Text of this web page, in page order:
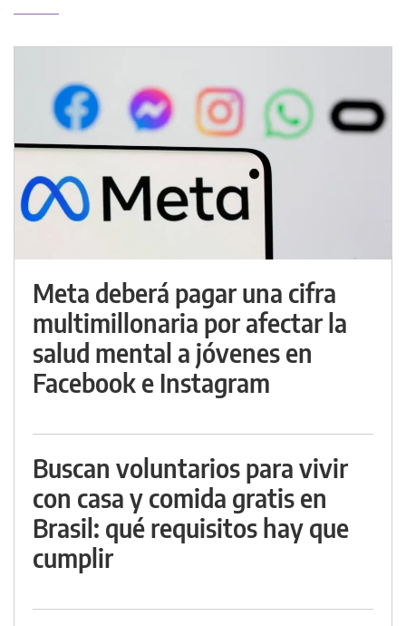
Meta deberá pagar una cifra
multimillonaria por afectar la
salud mental a jóvenes en
Facebook e Instagram
Buscan voluntarios para vivir
con casa y comida gratis en
Brasil: qué requisitos hay que
cumplir